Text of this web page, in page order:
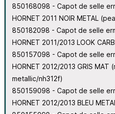
850168098 - Capot de selle
HORNET 2011 NOIR METAL
850182098 - Capot de selle
HORNET 2011/2013 LOOK
850157098 - Capot de selle
HORNET 2012/2013 GRIS MAT
metallic/nh312f)
850159098 - Capot de selle
HORNET 2012/2013 BLEU